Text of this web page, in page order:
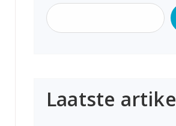
Laatste